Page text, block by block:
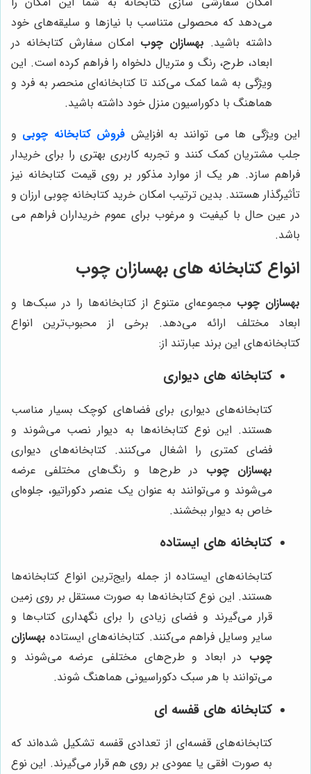
می‌دهد که محصولی متناسب با نیازها و سلیقه‌های خود
داشته باشید. بهسازان چوب امکان سفارش کتابخانه در
ابعاد، طرح، رنگ و متریال دلخواه را فراهم کرده است. این
ویژگی به شما کمک می‌کند تا کتابخانه‌ای منحصر به فرد و
هماهنگ با دکوراسیون منزل خود داشته باشید.
این ویژگی ها می توانند به افزایش فروش کتابخانه چوبی و
جلب مشتریان کمک کنند و تجربه کاربری بهتری را برای خریدار
فراهم سازد. هر یک از موارد مذکور بر روی قیمت کتابخانه نیز
تأثیرگذار هستند. بدین ترتیب امکان خرید کتابخانه چوبی ارزان و
در عین حال با کیفیت و مرغوب برای عموم خریداران فراهم می
باشد.
انواع کتابخانه های بهسازان چوب
بهسازان چوب مجموعه‌ای متنوع از کتابخانه‌ها را در سبک‌ها و
ابعاد مختلف ارائه می‌دهد. برخی از محبوب‌ترین انواع
کتابخانه‌های این برند عبارتند از:
کتابخانه های دیواری
کتابخانه‌های دیواری برای فضاهای کوچک بسیار مناسب
هستند. این نوع کتابخانه‌ها به دیوار نصب می‌شوند و
فضای کمتری را اشغال می‌کنند. کتابخانه‌های دیواری
بهسازان چوب در طرح‌ها و رنگ‌های مختلفی عرضه
می‌شوند و می‌توانند به عنوان یک عنصر دکوراتیو، جلوه‌ای
خاص به دیوار ببخشند.
کتابخانه های ایستاده
کتابخانه‌های ایستاده از جمله رایج‌ترین انواع کتابخانه‌ها
هستند. این نوع کتابخانه‌ها به صورت مستقل بر روی زمین
قرار می‌گیرند و فضای زیادی را برای نگهداری کتاب‌ها و
سایر وسایل فراهم می‌کنند. کتابخانه‌های ایستاده بهسازان
چوب در ابعاد و طرح‌های مختلفی عرضه می‌شوند و
می‌توانند با هر سبک دکوراسیونی هماهنگ شوند.
کتابخانه های قفسه ای
کتابخانه‌های قفسه‌ای از تعدادی قفسه تشکیل شده‌اند که
به صورت افقی یا عمودی بر روی هم قرار می‌گیرند. این نوع